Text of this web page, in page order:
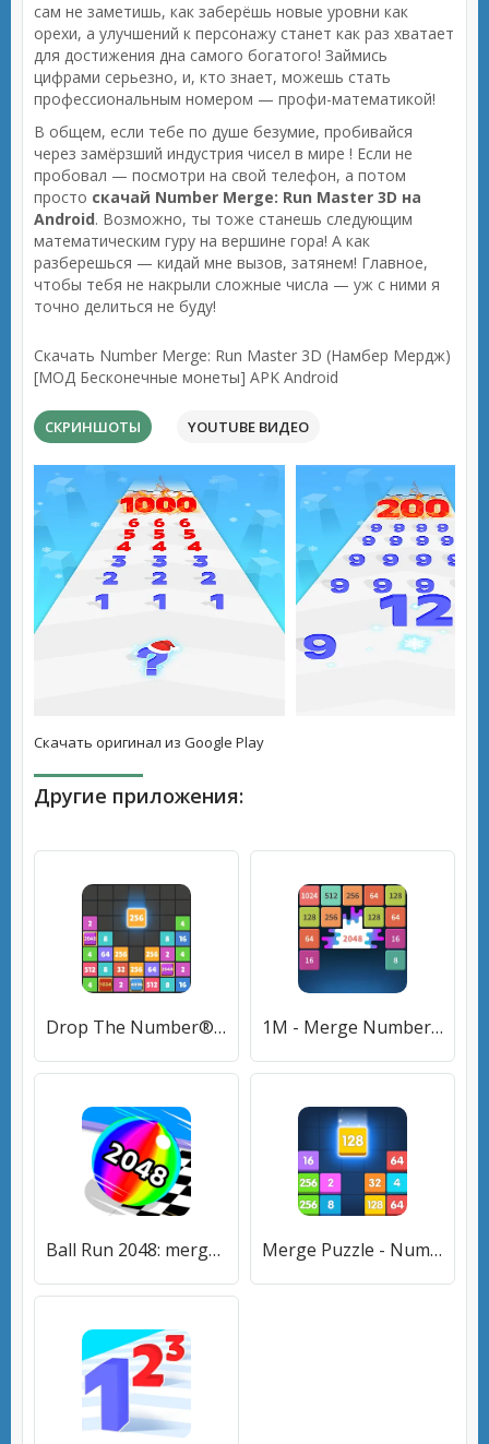
сам не заметишь, как заберёшь новые уровни как
орехи, а улучшений к персонажу станет как раз хватает
для достижения дна самого богатого! Займись
цифрами серьезно, и, кто знает, можешь стать
профессиональным номером — профи-математикой!
В общем, если тебе по душе безумие, пробивайся
через замёрзший индустрия чисел в мире ! Если не
пробовал — посмотри на свой телефон, а потом
просто скачай Number Merge: Run Master 3D на
Android. Возможно, ты тоже станешь следующим
математическим гуру на вершине гора! А как
разберешься — кидай мне вызов, затянем! Главное,
чтобы тебя не накрыли сложные числа — уж с ними я
точно делиться не буду!
Скачать Number Merge: Run Master 3D (Намбер Мердж)
[МОД Бесконечные монеты] APK Android
СКРИНШОТЫ YOUTUBE ВИДЕО
Скачать оригинал из Google Play
Другие приложения:
Drop The Number® : Merge Game (Дроп зе Намбер) [МОД Меню] APK Android 1M - Merge Number Block Puzzle [МОД Premium] APK Android
Ball Run 2048: merge number (Бол Ран 2048) [МОД Бесконечные монеты] APK Android Merge Puzzle - Number Games (Мердж Пазл) [МОД Бесконечные монеты] APK Android